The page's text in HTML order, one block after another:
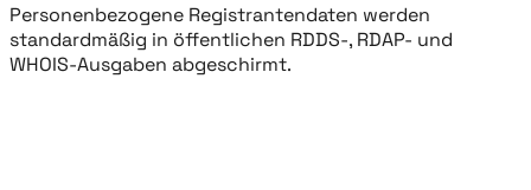
Personenbezogene Registrantendaten werden
standardmäßig in öffentlichen RDDS-, RDAP- und
WHOIS-Ausgaben abgeschirmt.